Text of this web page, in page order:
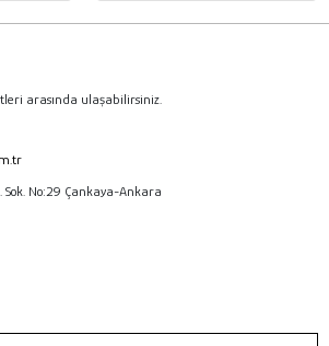
arasında ulaşabilirsiniz.
No:29 Çankaya-Ankara